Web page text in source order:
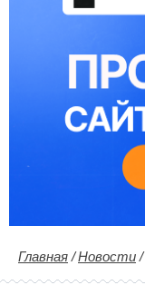
Главная /Новости /